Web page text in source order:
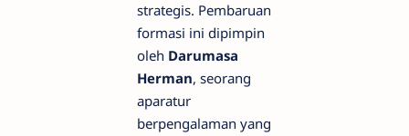
strategis. Pembaruan
formasi ini dipimpin
oleh Darumasa
Herman, seorang
aparatur
berpengalaman yang